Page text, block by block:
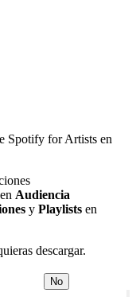
Spotify for Artists en
Audiencia
y Playlists en
descargar.
No